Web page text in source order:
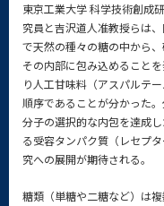
東京工業大学 科学技術創成
究員と吉沢道人准教授らは
で天然の種々の糖の中から
その内部に包み込めること
り人工甘味料（アスパルテ
順序であることが分かった
分子の選択的な内包を達成
る受容タンパク質（レセプ
究への展開が期待される。
糖類（単糖や二糖など）は